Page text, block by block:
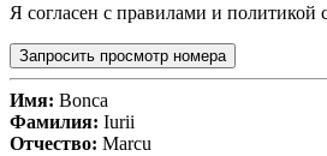
Я согласен с правилами и политикой
Запросить просмотр номера
Имя: Bonca
Фамилия: Iurii
Отчество: Marcu